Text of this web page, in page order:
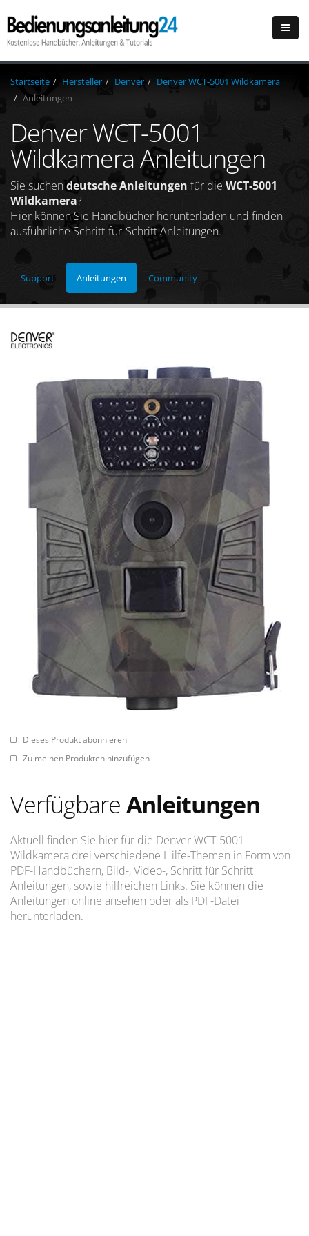
Startseite Hersteller Denver
Denver WCT-5001 Wildkamera
Anleitungen
Denver WCT-5001
Wildkamera Anleitungen
Sie suchendeutsche Anleitungen für die WCT-5001
Wildkamera?
Hier können Sie Handbücher herunterladen und finden
ausführliche Schritt-für-Schritt Anleitungen.
Support Anleitungen Community
Dieses Produkt abonnieren
Zu meinen Produkten hinzufügen
VerfügbareAnleitungen
Aktuell finden Sie hier für die Denver WCT-5001
Wildkamera drei verschiedene Hilfe-Themen in Form von
PDF-Handbüchern, Bild-, Video-, Schritt für Schritt
Anleitungen, sowie hilfreichen Links. Sie können die
Anleitungen online ansehen oder als PDF-Datei
herunterladen.